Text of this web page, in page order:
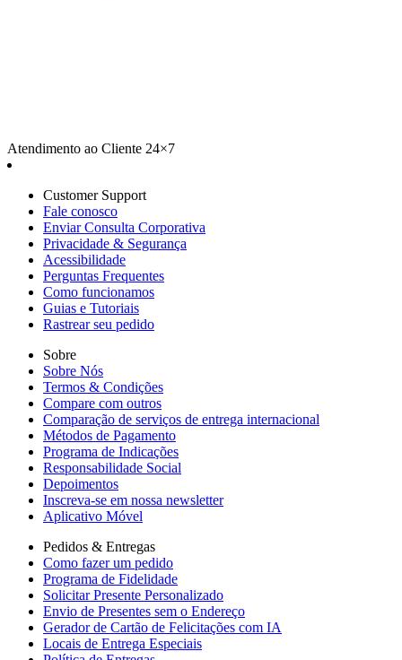
Atendimento ao Cliente 24×7
Customer Support
Fale conosco
Enviar Consulta Corporativa
Privacidade & Segurança
Acessibilidade
Perguntas Frequentes
Como funcionamos
Guias e Tutoriais
Rastrear seu pedido
Sobre
Sobre Nós
Termos & Condições
Compare com outros
Comparação de serviços de entrega internacional
Métodos de Pagamento
Programa de Indicações
Responsabilidade Social
Depoimentos
Inscreva-se em nossa newsletter
Aplicativo Móvel
Pedidos & Entregas
Como fazer um pedido
Programa de Fidelidade
Solicitar Presente Personalizado
Envio de Presentes sem o Endereço
Gerador de Cartão de Felicitações com IA
Locais de Entrega Especiais